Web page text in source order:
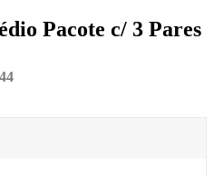
Pacote c/ 3 Pares